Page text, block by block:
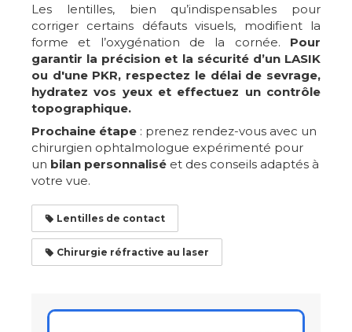
Les lentilles, bien qu’indispensables pour
corriger certains défauts visuels, modifient la
forme et l’oxygénation de la cornée. Pour
garantir la précision et la sécurité d’un LASIK
ou d'une PKR, respectez le délai de sevrage,
hydratez vos yeux et effectuez un contrôle
topographique.
Prochaine étape : prenez rendez-vous avec un
chirurgien ophtalmologue expérimenté pour
un bilan personnalisé et des conseils adaptés à
votre vue.
Lentilles de contact
Chirurgie réfractive au laser